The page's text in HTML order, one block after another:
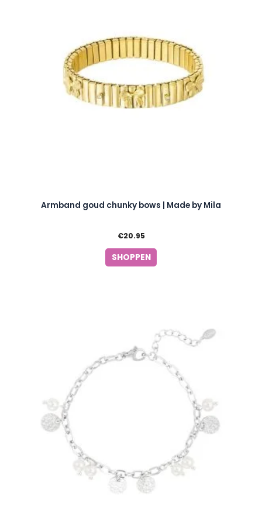
Armband goud chunky bows | Made by Mila
€20.95
SHOPPEN